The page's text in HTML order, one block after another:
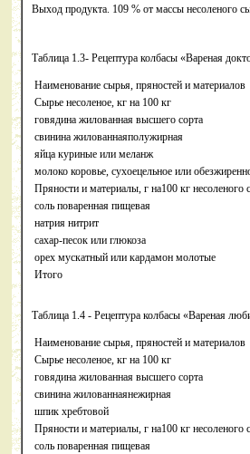
Выход продукта. 109 % от массы несоленого
Таблица 1.3- Рецептура колбасы «Вареная
Наименование сырья, пряностей и материалов
Сырье несоленое, кг на 100 кг
говядина жилованная высшего сорта
свинина жилованнаяполужирная
яйца куриные или меланж
молоко коровье, сухоецельное или
Пряности и материалы, г на100 кг несоленого
соль поваренная пищевая
натрия нитрит
сахар-песок или глюкоза
орех мускатный или кардамон молотые
Итого
Таблица 1.4 - Рецептура колбасы «Вареная
Наименование сырья, пряностей и материалов
Сырье несоленое, кг на 100 кг
говядина жилованная высшего сорта
свинина жилованнаянежирная
шпик хребтовой
Пряности и материалы, г на100 кг несоленого
соль поваренная пищевая